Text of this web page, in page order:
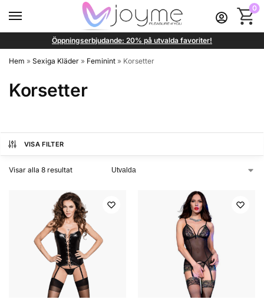
0
Öppningserbjudande: 20% på utvalda favoriter!
Hem » Sexiga Kläder » Feminint » Korsetter
Korsetter
VISA FILTER
Visar alla 8 resultat